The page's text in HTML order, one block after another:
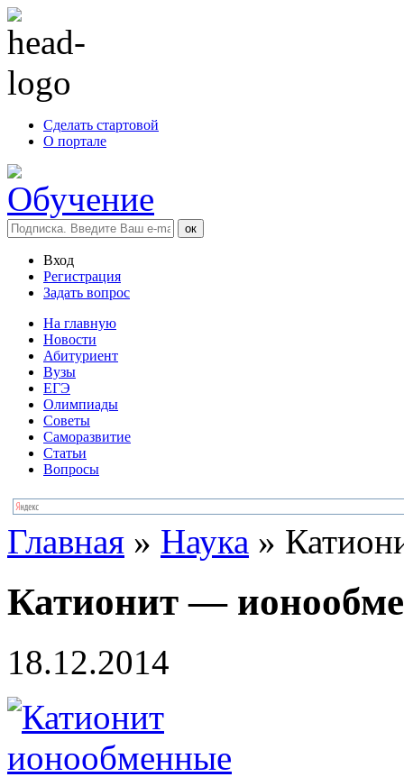
Сделать стартовой
О портале
Вход
Регистрация
Задать вопрос
На главную
Новости
Абитуриент
Вузы
ЕГЭ
Олимпиады
Советы
Саморазвитие
Статьи
Вопросы
Главная » Наука »
Катионит —
18.12.2014